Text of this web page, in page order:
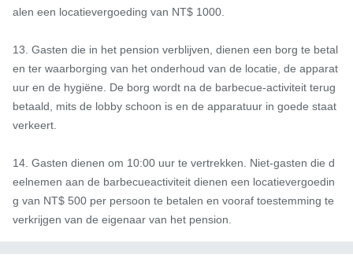
alen een locatievergoeding van NT$ 1000.
13. Gasten die in het pension verblijven, dienen een borg te betal
en ter waarborging van het onderhoud van de locatie, de apparat
uur en de hygiëne. De borg wordt na de barbecue-activiteit terug
betaald, mits de lobby schoon is en de apparatuur in goede staat
verkeert.
14. Gasten dienen om 10:00 uur te vertrekken. Niet-gasten die d
eelnemen aan de barbecueactiviteit dienen een locatievergoedin
g van NT$ 500 per persoon te betalen en vooraf toestemming te
verkrijgen van de eigenaar van het pension.